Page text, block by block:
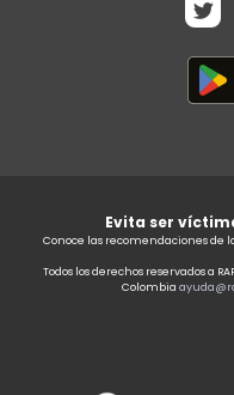
Evita ser
Conoce las recomendaciones
Todos los derechos reservados a
Colombia